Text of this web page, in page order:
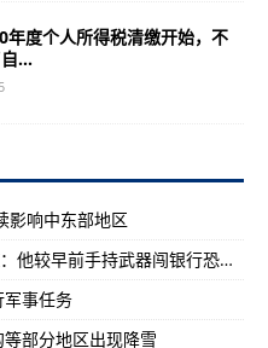
年度个人所得税清缴开始，不
...
影响中东部地区
香港街头惊现“持刀男”，港警回应：他较早前手持武器闯银行恐吓职员，已被拘捕
事任务
部分地区出现降雪